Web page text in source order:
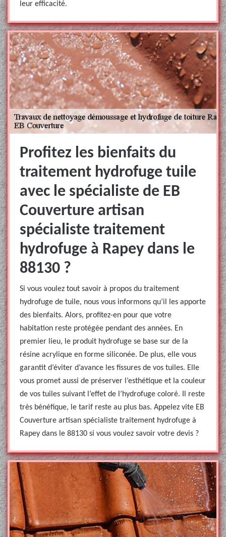
leur efficacité.
Profitez les bienfaits du
traitement hydrofuge tuile
avec le spécialiste de EB
Couverture artisan
spécialiste traitement
hydrofuge à Rapey dans le
88130 ?
Si vous voulez tout savoir à propos du traitement
hydrofuge de tuile, nous vous informons qu’il les apporte
des bienfaits. Alors, profitez-en pour que votre
habitation reste protégée pendant des années. En
premier lieu, le produit hydrofuge se base sur de la
résine acrylique en forme siliconée. De plus, elle vous
garantit d’éviter d’avance les fissures de vos tuiles. Elle
vous promet aussi de préserver l’esthétique et la couleur
de vos tuiles suivant l’effet de l’hydrofuge coloré. Il reste
très bénéfique, le tarif reste au plus bas. Appelez vite EB
Couverture artisan spécialiste traitement hydrofuge à
Rapey dans le 88130 si vous voulez savoir votre devis ?